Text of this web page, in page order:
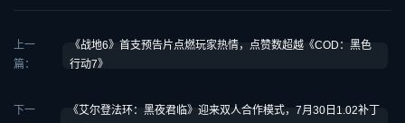
上一
篇：
《战地6》首支预告片点燃玩家热情，点赞数超越《COD：黑色
行动7》
下一
《艾尔登法环：黑夜君临》迎来双人合作模式，7月30日1.02补丁